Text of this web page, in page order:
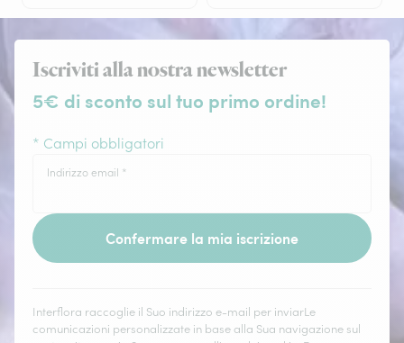
Iscriviti alla nostra newsletter
5€ di sconto sul tuo primo ordine!
* Campi obbligatori
Indirizzo email *
Confermare la mia iscrizione
Interflora raccoglie il Suo indirizzo e-mail per inviarLe
comunicazioni personalizzate in base alla Sua navigazione sul